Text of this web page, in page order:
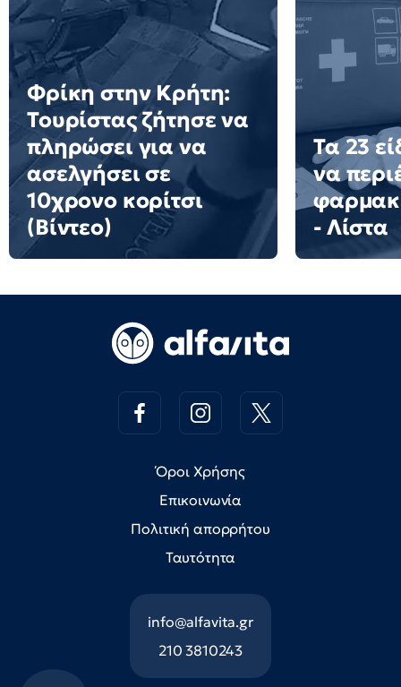
Φρίκη στην Κρήτη:
Τουρίστας ζήτησε να
πληρώσει για να
ασελγήσει σε
10χρονο κορίτσι
(Βίντεο)
Τα 23
να
- Λίστα
Όροι Χρήσης
Επικοινωνία
Πολιτική απορρήτου
Ταυτότητα
info@alfavita.gr
210 3810243